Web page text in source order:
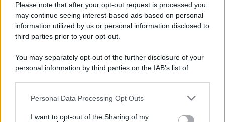
Please note that after your opt-out request is processed you
may continue seeing interest-based ads based on personal
information utilized by us or personal information disclosed to
third parties prior to your opt-out.
You may separately opt-out of the further disclosure of your
personal information by third parties on the IAB’s list of
This information may also be disclosed by us to third parties
Personal Data Processing Opt Outs
I want to opt-out of the Sharing of my
ISCRIZIONE AL ROC N. 35792 – ISCRITTA ALL’ANSO
(ASSOCIAZIONE NAZIONALE STAMPA ONLINE)
PREFERENZE PRIVACY